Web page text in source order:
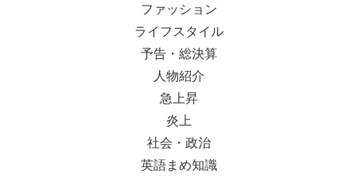
ファッション
ライフスタイル
予告・総決算
人物紹介
急上昇
炎上
社会・政治
英語まめ知識